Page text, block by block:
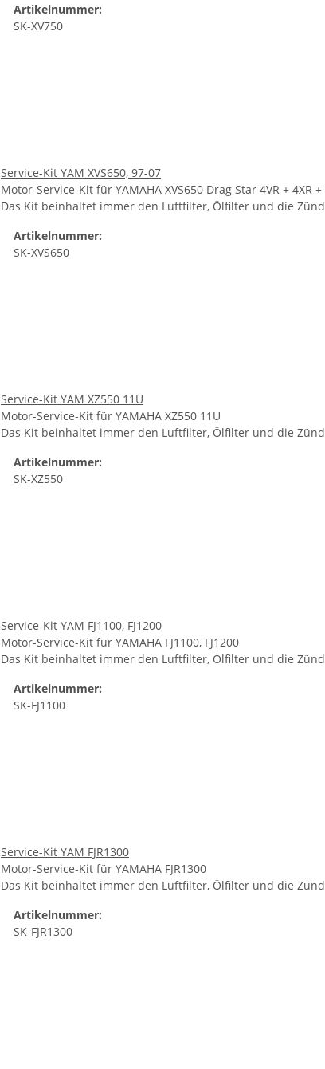
Artikelnummer:
SK-XV750
Service-Kit YAM XVS650, 97-07
Motor-Service-Kit für YAMAHA XVS650 Drag Star 4VR + 4XR
Das Kit beinhaltet immer den Luftfilter, Ölfilter und die
Artikelnummer:
SK-XVS650
Service-Kit YAM XZ550 11U
Motor-Service-Kit für YAMAHA XZ550 11U
Das Kit beinhaltet immer den Luftfilter, Ölfilter und die
Artikelnummer:
SK-XZ550
Service-Kit YAM FJ1100, FJ1200
Motor-Service-Kit für YAMAHA FJ1100, FJ1200
Das Kit beinhaltet immer den Luftfilter, Ölfilter und die
Artikelnummer:
SK-FJ1100
Service-Kit YAM FJR1300
Motor-Service-Kit für YAMAHA FJR1300
Das Kit beinhaltet immer den Luftfilter, Ölfilter und die
Artikelnummer:
SK-FJR1300